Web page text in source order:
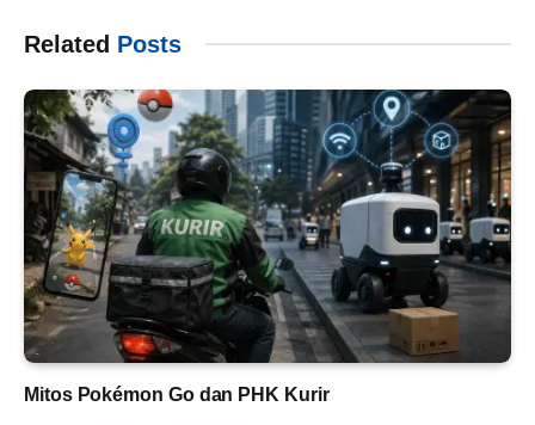
Related Posts
Mitos Pokémon Go dan PHK Kurir